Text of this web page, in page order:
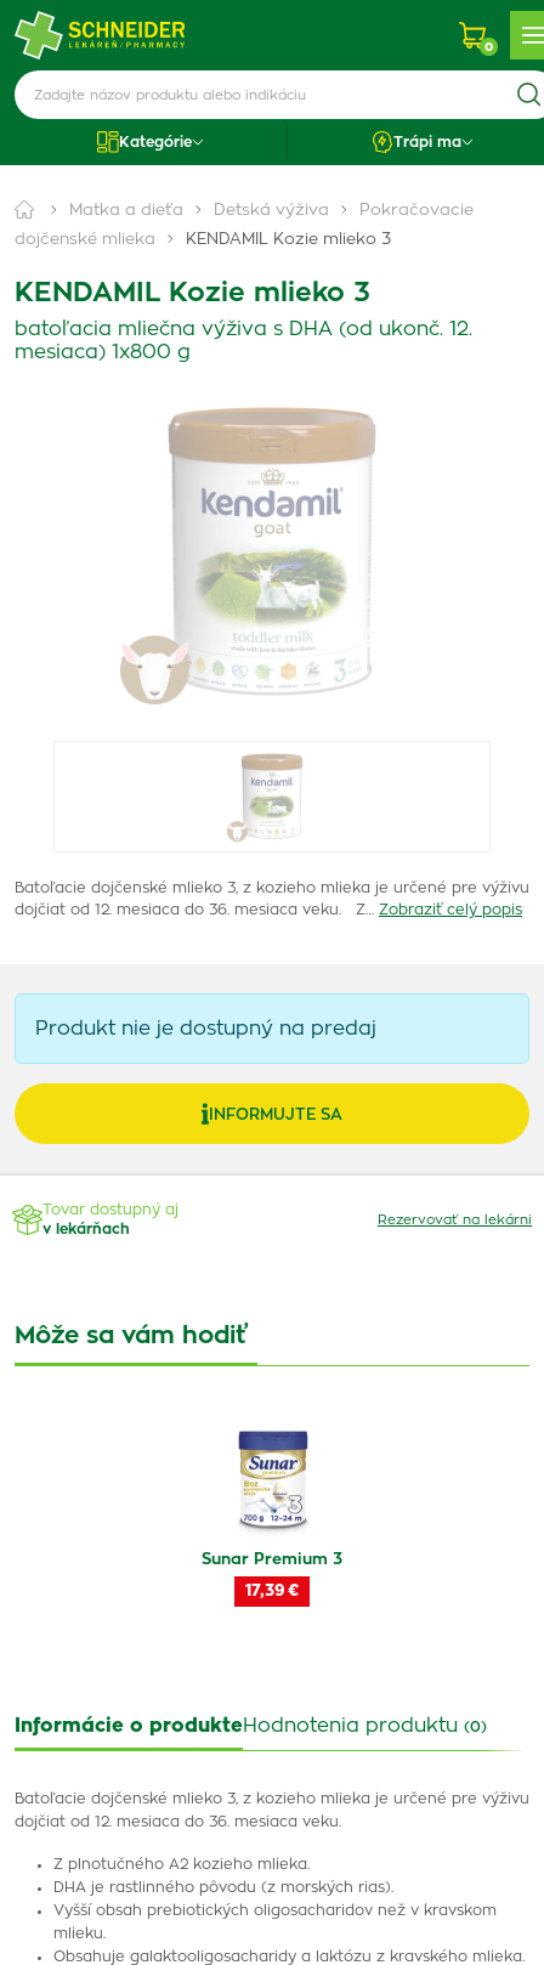
0
Kategórie Trápi ma
Matka a dieťa Detská výživa
Pokračovacie
dojčenské mlieka
KENDAMIL Kozie mlieko 3
KENDAMIL Kozie mlieko 3
batoľacia mliečna výživa s DHA (od ukonč. 12.
mesiaca) 1x800 g
Batoľacie dojčenské mlieko 3, z kozieho mlieka je určené pre výživu
dojčiat od 12. mesiaca do 36. mesiaca veku. Z…
Zobraziť celý popis
Produkt nie je dostupný na predaj
INFORMUJTE SA
Tovar dostupný aj
v lekárňach
Rezervovať na lekárni
Môže sa vám hodiť
Sunar Premium 3
17,39 €
Informácie o produkteHodnotenia produktu (0)
Batoľacie dojčenské mlieko 3, z kozieho mlieka je určené pre výživu
dojčiat od 12. mesiaca do 36. mesiaca veku.
Z plnotučného A2 kozieho mlieka.
DHA je rastlinného pôvodu (z morských rias).
Vyšší obsah prebiotických oligosacharidov než v kravskom
mlieku.
Obsahuje galaktooligosacharidy a laktózu z kravského mlieka.